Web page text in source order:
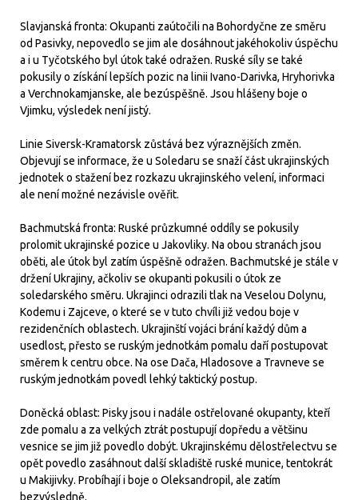
Slavjanská fronta: Okupanti zaútočili na Bohordyčne ze směru
od Pasivky, nepovedlo se jim ale dosáhnout jakéhokoliv úspěchu
a i u Tyčotského byl útok také odražen. Ruské síly se také
pokusily o získání lepších pozic na linii Ivano-Darivka, Hryhorivka
a Verchnokamjanske, ale bezúspěšně. Jsou hlášeny boje o
Vjimku, výsledek není jistý.
Linie Siversk-Kramatorsk zůstává bez výraznějších změn.
Objevují se informace, že u Soledaru se snaží část ukrajinských
jednotek o stažení bez rozkazu ukrajinského velení, informaci
ale není možné nezávisle ověřit.
Bachmutská fronta: Ruské průzkumné oddíly se pokusily
prolomit ukrajinské pozice u Jakovliky. Na obou stranách jsou
oběti, ale útok byl zatím úspěšně odražen. Bachmutské je stále v
držení Ukrajiny, ačkoliv se okupanti pokusili o útok ze
soledarského směru. Ukrajinci odrazili tlak na Veselou Dolynu,
Kodemu i Zajceve, o které se v tuto chvíli již vedou boje v
rezidenčních oblastech. Ukrajinští vojáci brání každý dům a
usedlost, přesto se ruským jednotkám pomalu daří postupovat
směrem k centru obce. Na ose Dača, Hladosove a Travneve se
ruským jednotkám povedl lehký taktický postup.
Doněcká oblast: Pisky jsou i nadále ostřelované okupanty, kteří
zde pomalu a za velkých ztrát postupují dopředu a většinu
vesnice se jim již povedlo dobýt. Ukrajinskému dělostřelectvu se
opět povedlo zasáhnout další skladiště ruské munice, tentokrát
u Makijivky. Probíhají i boje o Oleksandropil, ale zatím
bezvýsledně.